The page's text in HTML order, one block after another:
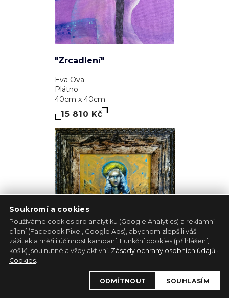
"Zrcadlení"
Eva Ova
Plátno
40cm x 40cm
15 810 Kč
Pavol Tarasovič
Jiný podklad
Soukromí a cookies
Používáme cookies pro analytiku (Google Analytics) a reklamní
cílení (Facebook Pixel, Google Ads), abychom zlepšili váš
zážitek a měřili účinnost kampaní. Funkční cookies (přihlášení,
košík) jsou nutné a vždy aktivní. Zásady ochrany osobních údajů ·
Cookies.
ODMÍTNOUT SOUHLASÍM